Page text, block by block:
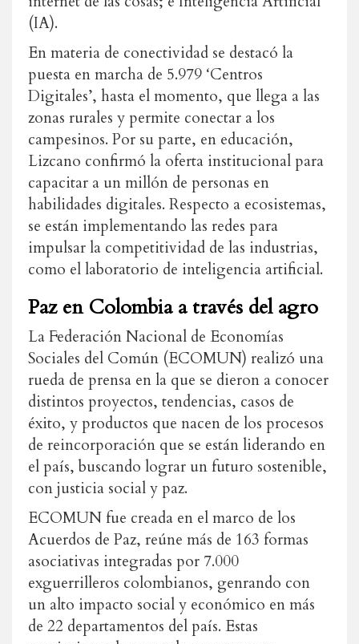
(IA).
En materia de conectividad se destacó la
puesta en marcha de 5.979 ‘Centros
Digitales’, hasta el momento, que llega a las
zonas rurales y permite conectar a los
campesinos. Por su parte, en educación,
Lizcano confirmó la oferta institucional para
capacitar a un millón de personas en
habilidades digitales. Respecto a ecosistemas,
se están implementando las redes para
impulsar la competitividad de las industrias,
como el laboratorio de inteligencia artificial.
Paz en Colombia a través del agro
La Federación Nacional de Economías
Sociales del Común (ECOMUN) realizó una
rueda de prensa en la que se dieron a conocer
distintos proyectos, tendencias, casos de
éxito, y productos que nacen de los procesos
de reincorporación que se están liderando en
el país, buscando lograr un futuro sostenible,
con justicia social y paz.
ECOMUN fue creada en el marco de los
Acuerdos de Paz, reúne más de 163 formas
asociativas integradas por 7.000
exguerrilleros colombianos, genrando con
un alto impacto social y económico en más
de 22 departamentos del país. Estas